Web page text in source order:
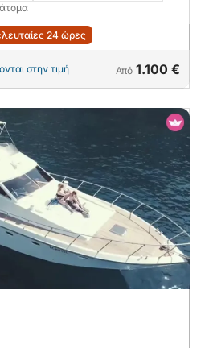
24 ώρες
στην τιμή Από 1.100 €